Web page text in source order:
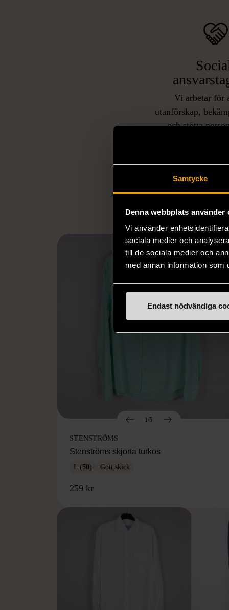
Samtycke
Denna webbplats använder
Vi använder
sociala medier och
till de sociala medier och
med annan information som
Endast nödvändiga
Vi arbetar för
utanförskap,
och stötta
utanför
eller annat
1/5
STENSTRÖMS
Stenströms skjorta turkos
L (50) Gott skick
259 kr